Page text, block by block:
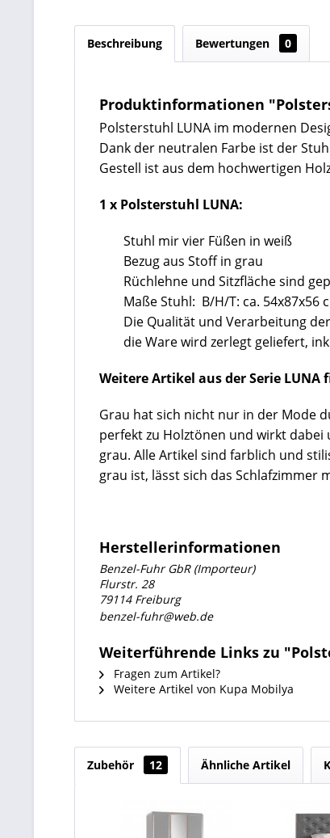
Beschreibung Bewertungen 0
Produktinformationen
Polsterstuhl LUNA im modernen
Dank der neutralen Farbe ist der
Gestell ist aus dem hochwertigen
1 x Polsterstuhl LUNA:
Stuhl mir vier Füßen in weiß
Bezug aus Stoff in grau
Rüchlehne und Sitzfläche sind
Maße Stuhl: B/H/T: ca. 54x87x56
Die Qualität und Verarbeitung
die Ware wird zerlegt geliefert,
Weitere Artikel aus der Serie LUNA
Grau hat sich nicht nur in der Mode
perfekt zu Holztönen und wirkt dabei
grau. Alle Artikel sind farblich und
grau ist, lässt sich das Schlafzimmer
Herstellerinformationen
Benzel-Fuhr GbR (Importeur)
Flurstr. 28
79114 Freiburg
benzel-fuhr@web.de
Weiterführende Links zu
Fragen zum Artikel?
Weitere Artikel von Kupa Mobilya
Zubehör 12 Ähnliche Artikel